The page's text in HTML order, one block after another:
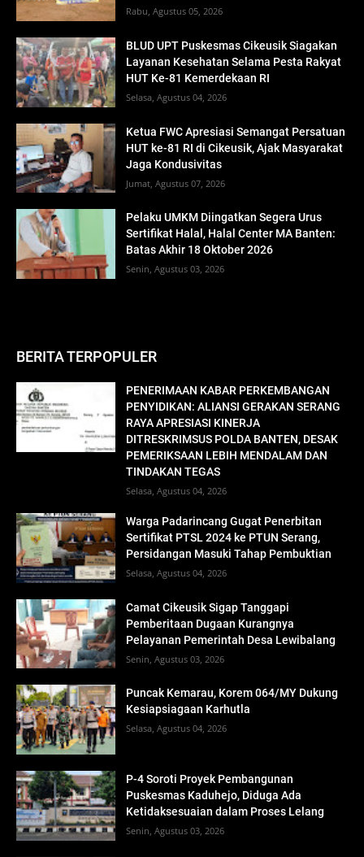
Rabu, Agustus 05, 2026
BLUD UPT Puskesmas Cikeusik Siagakan
Layanan Kesehatan Selama Pesta Rakyat
HUT Ke-81 Kemerdekaan RI
Selasa, Agustus 04, 2026
Ketua FWC Apresiasi Semangat Persatuan
HUT ke-81 RI di Cikeusik, Ajak Masyarakat
Jaga Kondusivitas
Jumat, Agustus 07, 2026
Pelaku UMKM Diingatkan Segera Urus
Sertifikat Halal, Halal Center MA Banten:
Batas Akhir 18 Oktober 2026
Senin, Agustus 03, 2026
BERITA TERPOPULER
PENERIMAAN KABAR PERKEMBANGAN
PENYIDIKAN: ALIANSI GERAKAN SERANG
RAYA APRESIASI KINERJA
DITRESKRIMSUS POLDA BANTEN, DESAK
PEMERIKSAAN LEBIH MENDALAM DAN
TINDAKAN TEGAS
Selasa, Agustus 04, 2026
Warga Padarincang Gugat Penerbitan
Sertifikat PTSL 2024 ke PTUN Serang,
Persidangan Masuki Tahap Pembuktian
Selasa, Agustus 04, 2026
Camat Cikeusik Sigap Tanggapi
Pemberitaan Dugaan Kurangnya
Pelayanan Pemerintah Desa Lewibalang
Senin, Agustus 03, 2026
Puncak Kemarau, Korem 064/MY Dukung
Kesiapsiagaan Karhutla
Selasa, Agustus 04, 2026
P-4 Soroti Proyek Pembangunan
Puskesmas Kaduhejo, Diduga Ada
Ketidaksesuaian dalam Proses Lelang
Senin, Agustus 03, 2026